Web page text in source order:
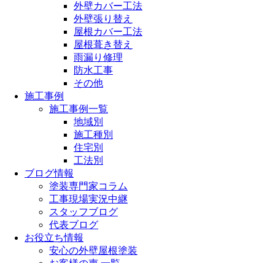
外壁カバー工法
外壁張り替え
屋根カバー工法
屋根葺き替え
雨漏り修理
防水工事
その他
施工事例
施工事例一覧
地域別
施工種別
住宅別
工法別
ブログ情報
塗装専門家コラム
工事現場実況中継
スタッフブログ
代表ブログ
お役立ち情報
安心の外壁屋根塗装